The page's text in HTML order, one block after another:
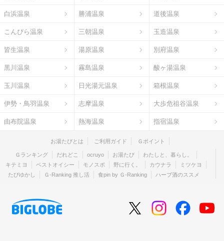
白浜温泉 勝浦温泉 道後温泉
こんぴら温泉 三朝温泉 玉造温泉
皆生温泉 湯原温泉 別府温泉
黒川温泉 霧島温泉 酸ヶ湯温泉
玉川温泉 日光湯元温泉 箱根温泉
伊勢・鳥羽温泉 志摩温泉 大歩危祖谷温泉
由布院温泉 熱海温泉 指宿温泉
お湯たびとは ご利用ガイド Ｇポイント
Ｇランキング だれどこ ocruyo お湯たび
わたしと、暮らし。
キテミヨ
ベストオイシー モノスポ 野に行く。 カウナラ
ミツケヨ
たびゆかし
Ｇ-Ranking 推し活 食pin by Ｇ-Ranking ハーブ酒のススメ